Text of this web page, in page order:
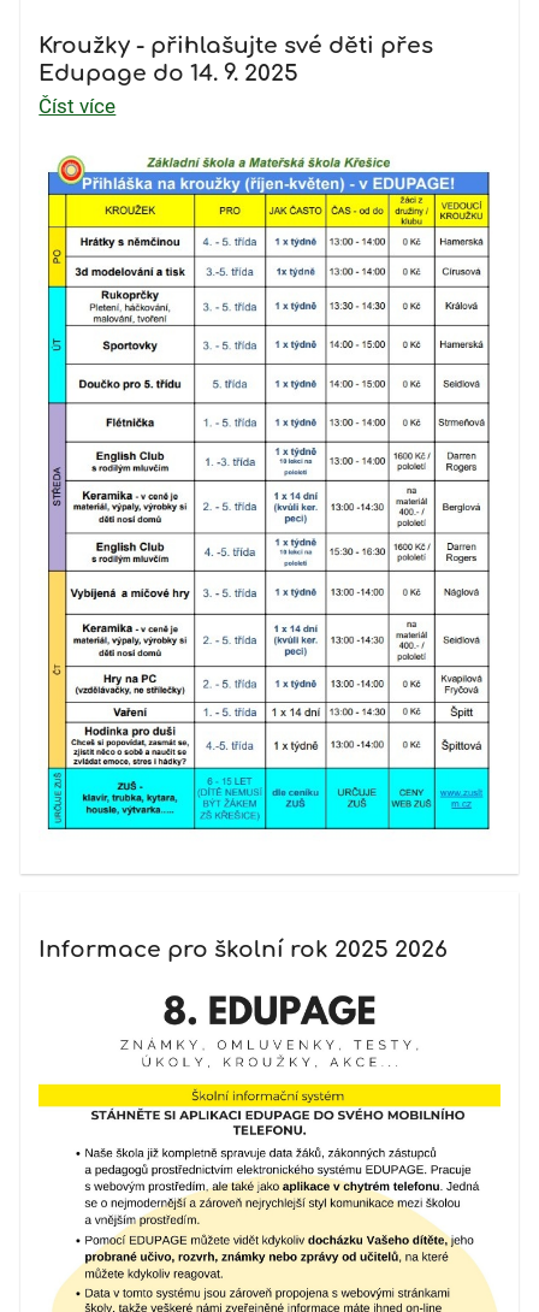
Kroužky - přihlašujte své děti přes
Edupage do 14. 9. 2025
Číst více
Informace pro školní rok 2025 2026